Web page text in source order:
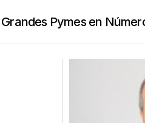
Grandes Pymes en
Retos
se convierte